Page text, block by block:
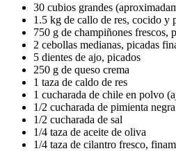
30 cubios grandes
1.5 kg de callo de res, cocido y
750 g de champiñones frescos,
2 cebollas medianas, picadas
5 dientes de ajo, picados
250 g de queso crema
1 taza de caldo de res
1 cucharada de chile en polvo
1/2 cucharada de pimienta negra
1/2 cucharada de sal
1/4 taza de aceite de oliva
1/4 taza de cilantro fresco,